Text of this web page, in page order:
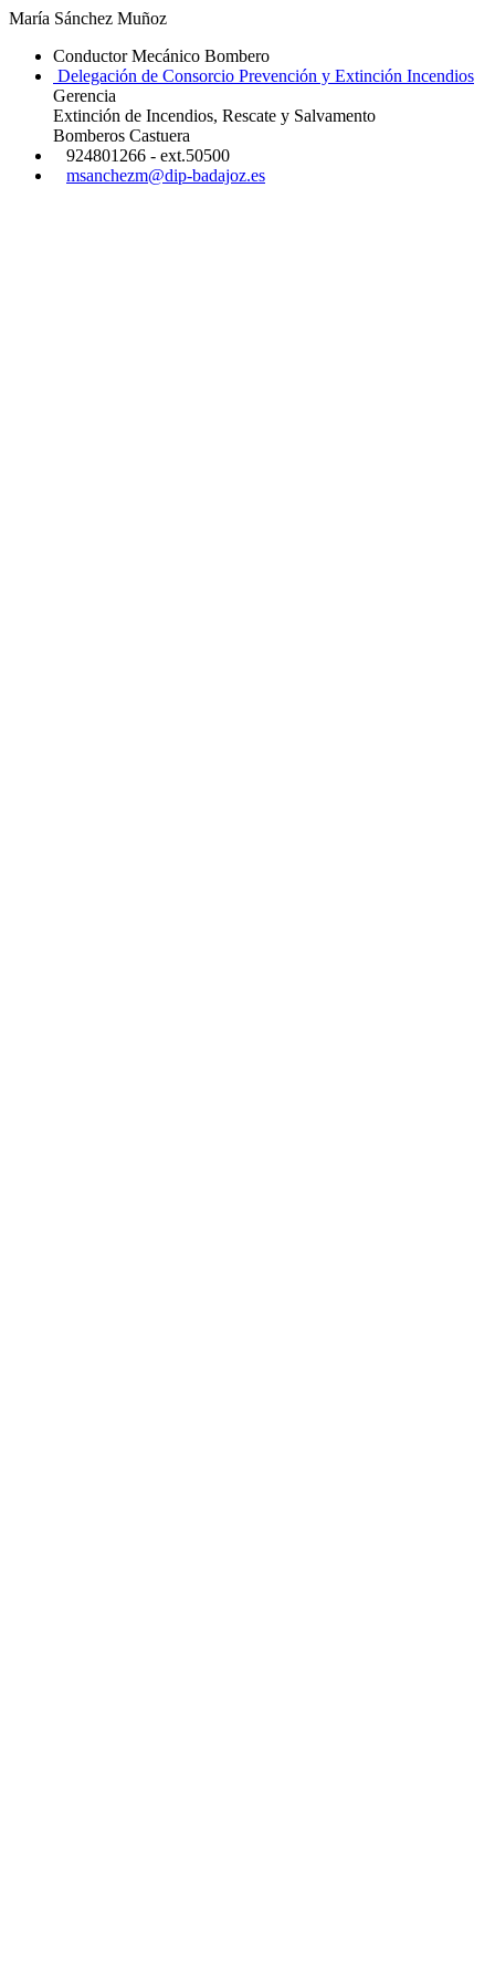
María Sánchez Muñoz
Conductor Mecánico Bombero
Delegación de Consorcio Prevención y Extinción Incendios
Gerencia
Extinción de Incendios, Rescate y Salvamento
Bomberos Castuera
924801266 - ext.50500
msanchezm@dip-badajoz.es